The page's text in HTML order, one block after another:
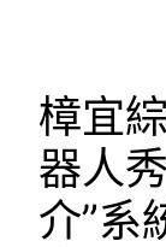
樟宜
器人
介”系